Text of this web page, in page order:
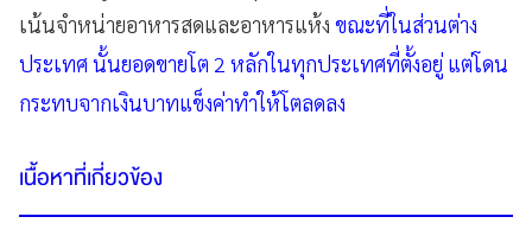
เน้นจำหน่ายอาหารสดและอาหารแห้ง ขณะที่ในส่วนต่าง
ประเทศ นั้นยอดขายโต 2 หลักในทุกประเทศที่ตั้งอยู่ แต่โดน
กระทบจากเงินบาทแข็งค่าทำให้โตลดลง
เนื้อหาที่เกี่ยวข้อง